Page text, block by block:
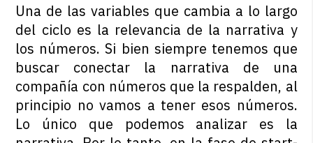
Una de las variables que cambia a lo largo
del ciclo es la relevancia de la narrativa y
los números. Si bien siempre tenemos que
buscar conectar la narrativa de una
compañía con números que la respalden, al
principio no vamos a tener esos números.
Lo único que podemos analizar es la